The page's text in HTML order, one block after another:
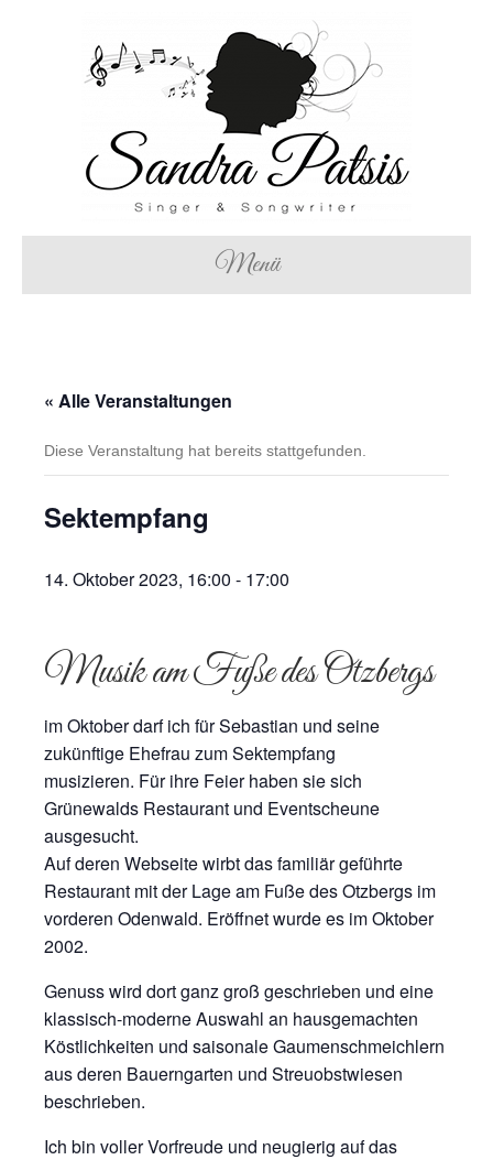
Menü
« Alle Veranstaltungen
Diese Veranstaltung hat bereits stattgefunden.
Sektempfang
14. Oktober 2023, 16:00 - 17:00
Musik am Fuße des Otzbergs
im Oktober darf ich für Sebastian und seine
zukünftige Ehefrau zum Sektempfang
musizieren. Für ihre Feier haben sie sich
Grünewalds Restaurant und Eventscheune
ausgesucht.
Auf deren Webseite wirbt das familiär geführte
Restaurant mit der Lage am Fuße des Otzbergs im
vorderen Odenwald. Eröffnet wurde es im Oktober
2002.
Genuss wird dort ganz groß geschrieben und eine
klassisch-moderne Auswahl an hausgemachten
Köstlichkeiten und saisonale Gaumenschmeichlern
aus deren Bauerngarten und Streuobstwiesen
beschrieben.
Ich bin voller Vorfreude und neugierig auf das